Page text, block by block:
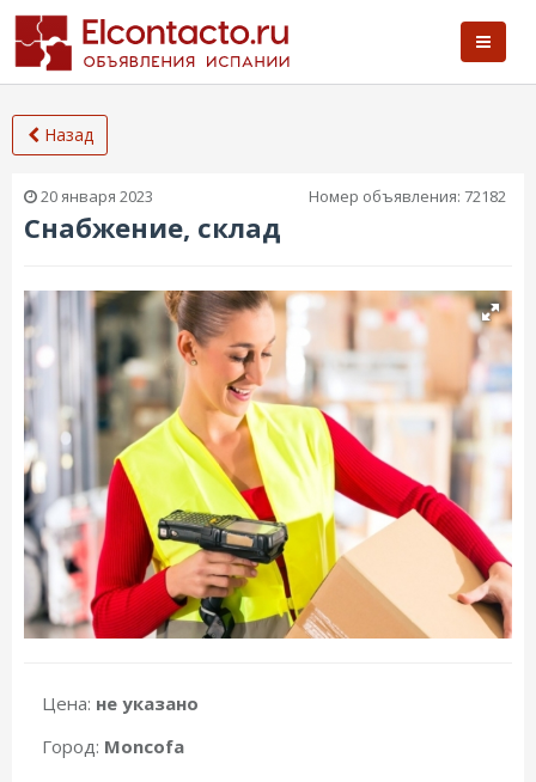
Назад
20 января 2023 Номер объявления: 72182
Снабжение, склад
Цена: не указано
Город: Moncofa